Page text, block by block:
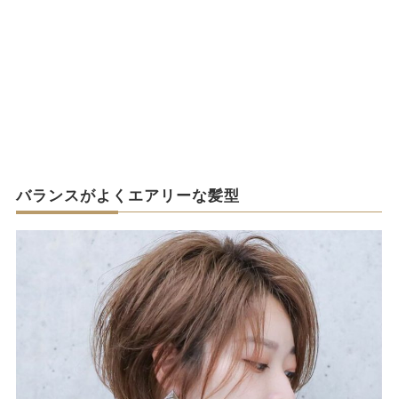
バランスがよくエアリーな髪型